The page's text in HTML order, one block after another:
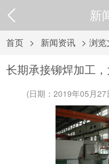
新
首页 > 新闻资讯 > 浏
长期承接铆焊加工
(日期：2019年05月27